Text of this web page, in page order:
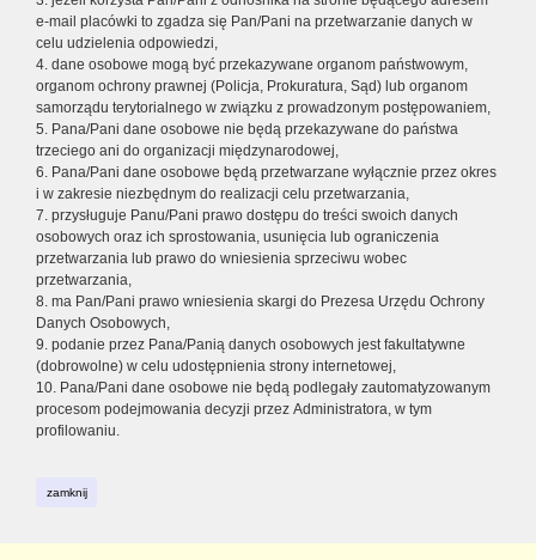
e-mail placówki to zgadza się Pan/Pani na przetwarzanie danych w
celu udzielenia odpowiedzi,
4. dane osobowe mogą być przekazywane organom państwowym,
organom ochrony prawnej (Policja, Prokuratura, Sąd) lub organom
samorządu terytorialnego w związku z prowadzonym postępowaniem,
5. Pana/Pani dane osobowe nie będą przekazywane do państwa
trzeciego ani do organizacji międzynarodowej,
6. Pana/Pani dane osobowe będą przetwarzane wyłącznie przez okres
i w zakresie niezbędnym do realizacji celu przetwarzania,
7. przysługuje Panu/Pani prawo dostępu do treści swoich danych
osobowych oraz ich sprostowania, usunięcia lub ograniczenia
przetwarzania lub prawo do wniesienia sprzeciwu wobec
przetwarzania,
8. ma Pan/Pani prawo wniesienia skargi do Prezesa Urzędu Ochrony
Danych Osobowych,
9. podanie przez Pana/Panią danych osobowych jest fakultatywne
(dobrowolne) w celu udostępnienia strony internetowej,
10. Pana/Pani dane osobowe nie będą podlegały zautomatyzowanym
procesom podejmowania decyzji przez Administratora, w tym
profilowaniu.
zamknij